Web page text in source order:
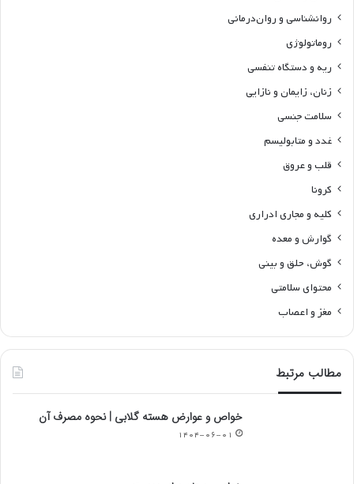
روانشناسی و روان‌درمانی
روماتولوژی
ریه و دستگاه تنفسی
زنان، زایمان و نازایی
سلامت جنسی
غدد و متابولیسم
قلب و عروق
کرونا
کلیه و مجاری ادراری
گوارش و معده
گوش، حلق و بینی
محتوای سلامتی
مغز و اعصاب
مطالب مرتبط
خواص و عوارض هسته گلابی | نحوه مصرف آن
۱۴۰۴-۰۶-۰۱